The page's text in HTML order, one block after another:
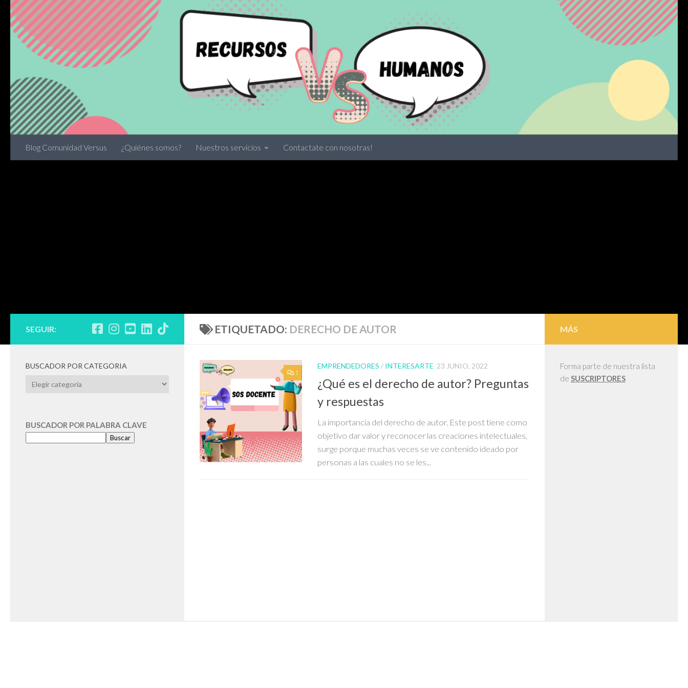
Skip to content
Blog Comunidad Versus ¿Quiénes somos? Nuestros servicios Contactate con nosotras!
ETIQUETADO: DERECHO DE AUTOR
1
EMPRENDEDORES / INTERESARTE 23 JUNIO, 2022
¿Qué es el derecho de autor? Preguntas
y respuestas
La importancia del derecho de autor. Este post tiene como
objetivo dar valor y reconocer las creaciones intelectuales,
surge porque muchas veces se ve contenido ideado por
personas a las cuales no se les...
SEGUIR:
BUSCADOR POR CATEGORIA
BUSCADOR
BUSCADOR POR PALABRA CLAVE
Buscar
MÁS
Forma parte de nuestra lista
de SUSCRIPTORES